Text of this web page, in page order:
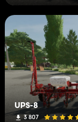
UPS-8
3 807